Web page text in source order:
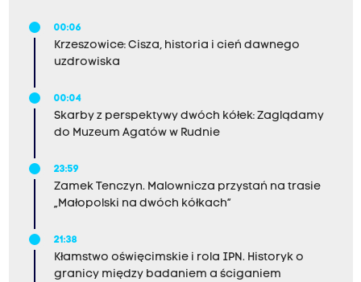
00:06
Krzeszowice: Cisza, historia i cień dawnego
uzdrowiska
00:04
Skarby z perspektywy dwóch kółek: Zaglądamy
do Muzeum Agatów w Rudnie
23:59
Zamek Tenczyn. Malownicza przystań na trasie
„Małopolski na dwóch kółkach”
21:38
Kłamstwo oświęcimskie i rola IPN. Historyk o
granicy między badaniem a ściganiem